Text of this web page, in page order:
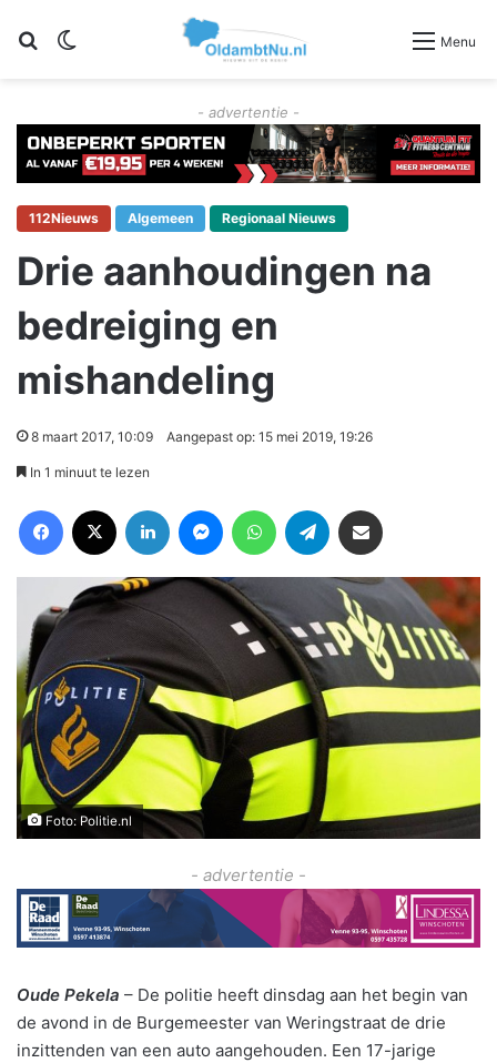
Zoeken Menu
- advertentie -
112Nieuws Algemeen Regionaal Nieuws
Drie aanhoudingen na
bedreiging en
mishandeling
8 maart 2017, 10:09 Aangepast op: 15 mei 2019, 19:26
In 1 minuut te lezen
Foto: Politie.nl
- advertentie -
Oude Pekela – De politie heeft dinsdag aan het begin van
de avond in de Burgemeester van Weringstraat de drie
inzittenden van een auto aangehouden. Een 17-jarige